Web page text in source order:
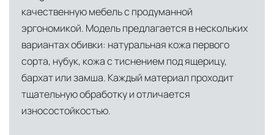
инфраструктуры позволяет сократить сроки
доставки и обеспечить полный контроль над
сохранностью продукции.
Глобальная сеть распределительных
центров
Помимо Москвы, мы располагаем
качественную мебель с продуманной
эргономикой. Модель предлагается в нескольких
вариантах обивки: натуральная кожа первого
сорта, нубук, кожа с тиснением под ящерицу,
бархат или замша. Каждый материал проходит
тщательную обработку и отличается
износостойкостью.